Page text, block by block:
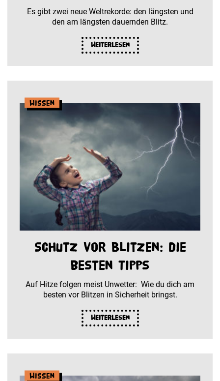
Es gibt zwei neue Weltrekorde: den längsten und
den am längsten dauernden Blitz.
Weiterlesen
Wissen
Schutz vor Blitzen: die
besten Tipps
Auf Hitze folgen meist Unwetter: Wie du dich am
besten vor Blitzen in Sicherheit bringst.
Weiterlesen
Wissen